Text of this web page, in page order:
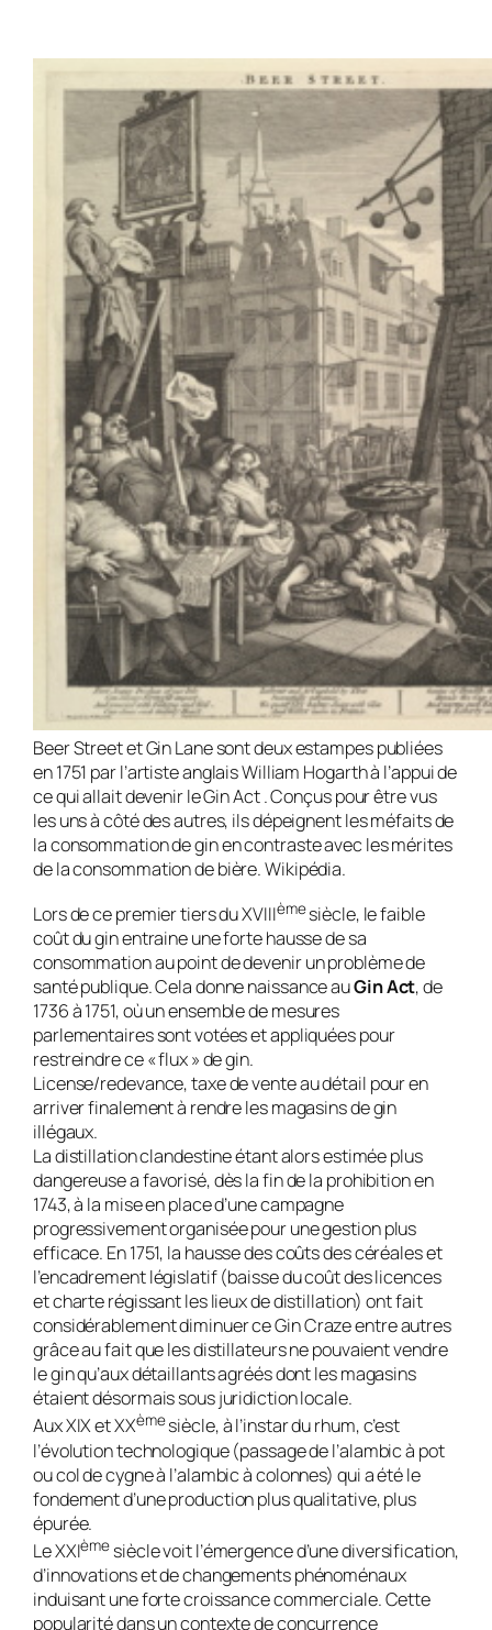
Beer Street et Gin Lane sont deux estampes publiées
en 1751 par l’artiste anglais William Hogarth à l’appui de
ce qui allait devenir le Gin Act . Conçus pour être vus
les uns à côté des autres, ils dépeignent les méfaits de
la consommation de gin en contraste avec les mérites
de la consommation de bière. Wikipédia.
Lors de ce premier tiers du XVIIIèmesiècle, le faible
coût du gin entraine une forte hausse de sa
consommation au point de devenir un problème de
santé publique. Cela donne naissance auGin Act, de
1736 à 1751, où un ensemble de mesures
parlementaires sont votées et appliquées pour
restreindre ce « flux » de gin.
License/redevance, taxe de vente au détail pour en
arriver finalement à rendre les magasins de gin
illégaux.
La distillation clandestine étant alors estimée plus
dangereuse a favorisé, dès la fin de la prohibition en
1743, à la mise en place d’une campagne
progressivement organisée pour une gestion plus
efficace. En 1751, la hausse des coûts des céréales et
l’encadrement législatif (baisse du coût des licences
et charte régissant les lieux de distillation) ont fait
considérablement diminuer ceGin Crazeentre autres
grâce au fait que les distillateurs ne pouvaient vendre
le gin qu’aux détaillants agréés dont les magasins
étaient désormais sous juridiction locale.
Aux XIX et XXèmesiècle, à l’instar du rhum, c’est
l’évolution technologique (passage de l’alambic à pot
ou col de cygne à l’alambic à colonnes) qui a été le
fondement d’une production plus qualitative, plus
épurée.
Le XXIème siècle voit l’émergence d’une diversification,
d’innovations et de changements phénoménaux
induisant une forte croissance commerciale. Cette
popularité dans un contexte de concurrence